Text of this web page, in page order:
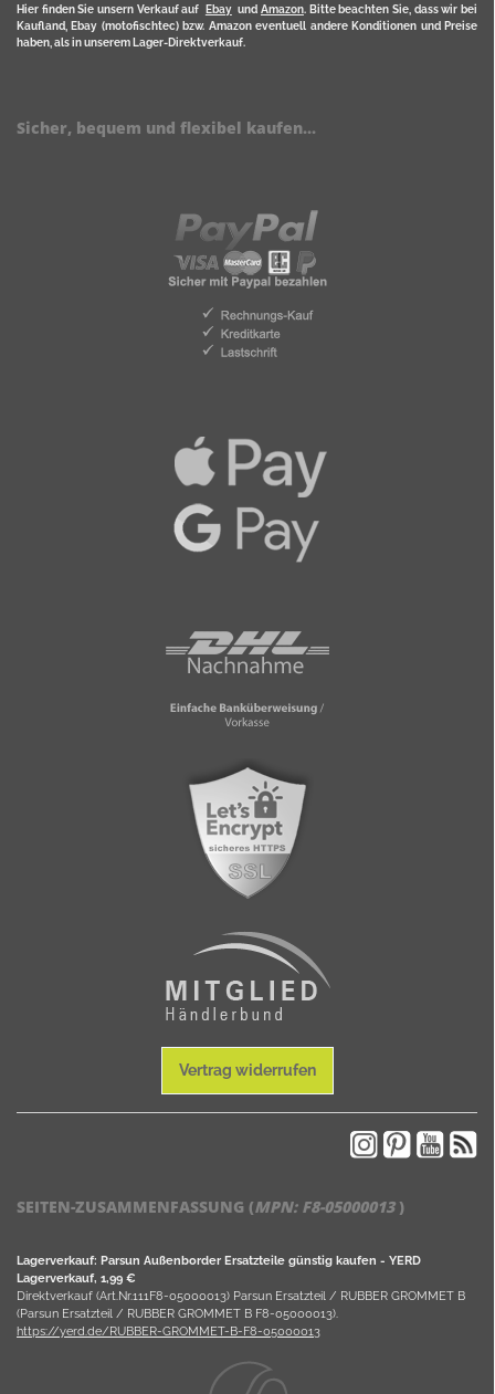
Hier finden Sie unsern Verkauf auf Ebayund Amazon. Bitte beachten Sie, dass wir bei
Kaufland, Ebay (motofischtec) bzw. Amazon eventuell andere Konditionen und Preise
haben, als in unserem Lager-Direktverkauf.
Sicher, bequem und flexibel kaufen...
Vertrag widerrufen
SEITEN-ZUSAMMENFASSUNG (MPN: F8-05000013)
Lagerverkauf: Parsun Außenborder Ersatzteile günstig kaufen - YERD
Lagerverkauf, 1,99 €
Direktverkauf (Art.Nr.111F8-05000013) Parsun Ersatzteil / RUBBER GROMMET B
(Parsun Ersatzteil / RUBBER GROMMET B F8-05000013).
https://yerd.de/RUBBER-GROMMET-B-F8-05000013